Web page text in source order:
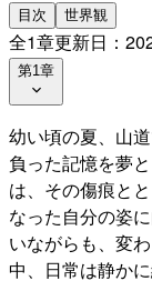
目次 世界観
全1章更新日：
第1章
幼い頃の夏、山
負った記憶を夢
は、その傷痕と
なった自分の姿
いながらも、変
中、日常は静かに